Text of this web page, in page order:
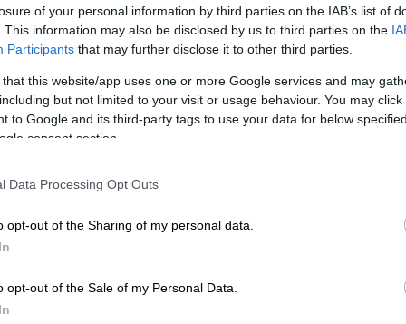
of your personal information by third parties on the IAB’s list of
This information may also be disclosed by us to third parties on the
Participants that may further disclose it to other third parties.
that this website/app uses one or more Google services and may
but not limited to your visit or usage behaviour. You may
to Google and its third-party tags to use your data for below
consent section.
Data Processing Opt Outs
opt-out of the Sharing of my personal data.
opt-out of the Sale of my Personal Data.
Με απεχθή τρόπο που θύμισε
σκότωσαν 18χρονη δασκάλα στην
παραμένουν χαίνουσες. Το σύνθημα των
και οι δε απαντούν: «ΕΑΜ-ΕΛΑΣ-
πληρώνει με αίμα τα συνθήματα...